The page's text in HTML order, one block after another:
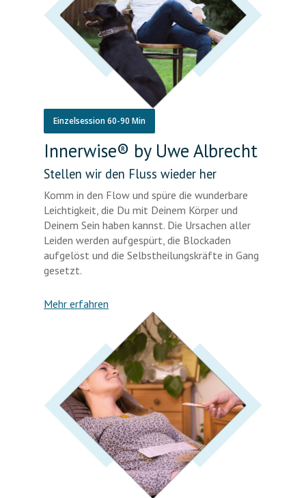
Einzelsession 60-90 Min
Innerwise® by Uwe Albrecht
Stellen wir den Fluss wieder her
Komm in den Flow und spüre die wunderbare
Leichtigkeit, die Du mit Deinem Körper und
Deinem Sein haben kannst. Die Ursachen aller
Leiden werden aufgespürt, die Blockaden
aufgelöst und die Selbstheilungskräfte in Gang
gesetzt.
Mehr erfahren